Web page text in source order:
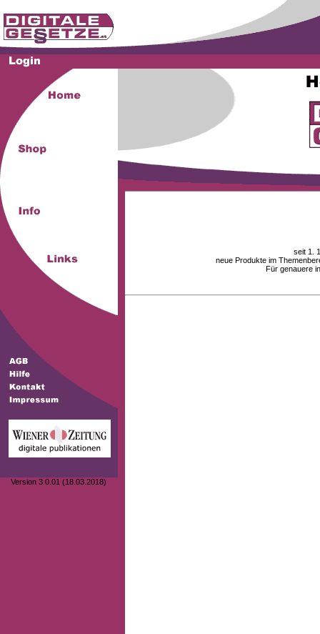
Version 3.0.01 (18.03.2018)
seit 1.
neue Produkte im
Für genauere